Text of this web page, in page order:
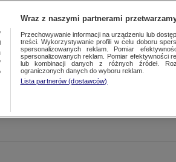
Wraz z naszymi partnerami
Przechowywanie informacji na urządzeniu lub
treści. Wykorzystywanie profili w celu doboru
spersonalizowanych reklam. Pomiar
spersonalizowanych reklam. Pomiar efektywności
lub kombinacji danych z różnych źródeł.
ograniczonych danych do wyboru reklam.
Lista partnerów (dostawców)